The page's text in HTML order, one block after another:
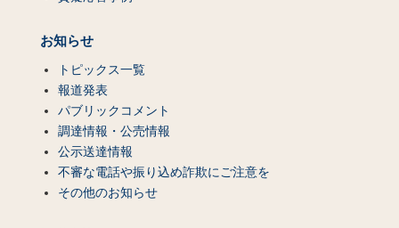
お知らせ
トピックス一覧
報道発表
パブリックコメント
調達情報・公売情報
公示送達情報
不審な電話や振り込め詐欺にご注意を
その他のお知らせ